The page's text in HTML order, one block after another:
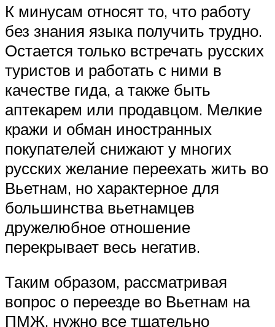
К минусам относят то, что работу
без знания языка получить трудно.
Остается только встречать русских
туристов и работать с ними в
качестве гида, а также быть
аптекарем или продавцом. Мелкие
кражи и обман иностранных
покупателей снижают у многих
русских желание переехать жить во
Вьетнам, но характерное для
большинства вьетнамцев
дружелюбное отношение
перекрывает весь негатив.
Таким образом, рассматривая
вопрос о переезде во Вьетнам на
ПМЖ, нужно все тщательно